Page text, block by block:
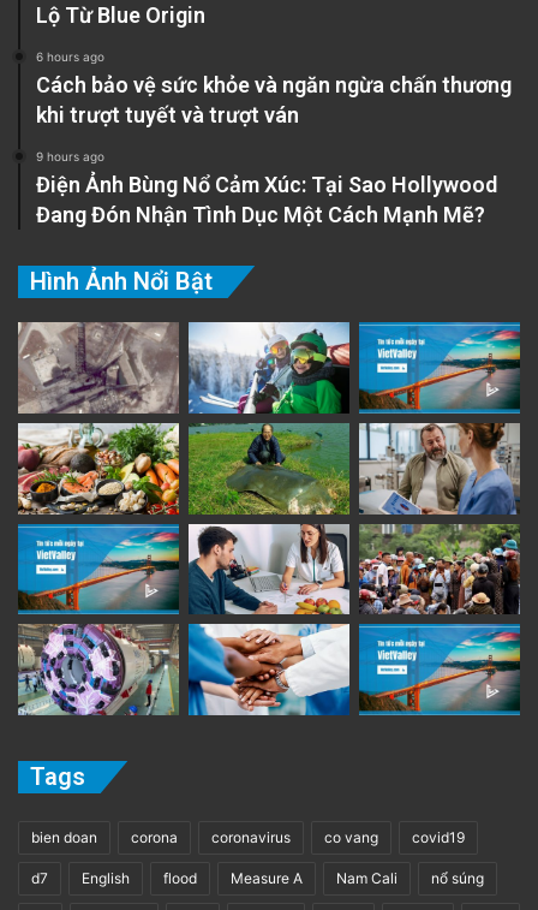
Lộ Từ Blue Origin
6 hours ago
Cách bảo vệ sức khỏe và ngăn ngừa chấn thương
khi trượt tuyết và trượt ván
9 hours ago
Điện Ảnh Bùng Nổ Cảm Xúc: Tại Sao Hollywood
Đang Đón Nhận Tình Dục Một Cách Mạnh Mẽ?
Hình Ảnh Nổi Bật
Tags
bien doan corona coronavirus co vang covid19
d7 English flood Measure A Nam Cali nổ súng